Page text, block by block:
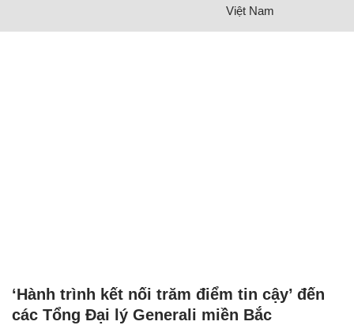
Việt Nam
‘Hành trình kết nối trăm điểm tin cậy’ đến
các Tổng Đại lý Generali miền Bắc